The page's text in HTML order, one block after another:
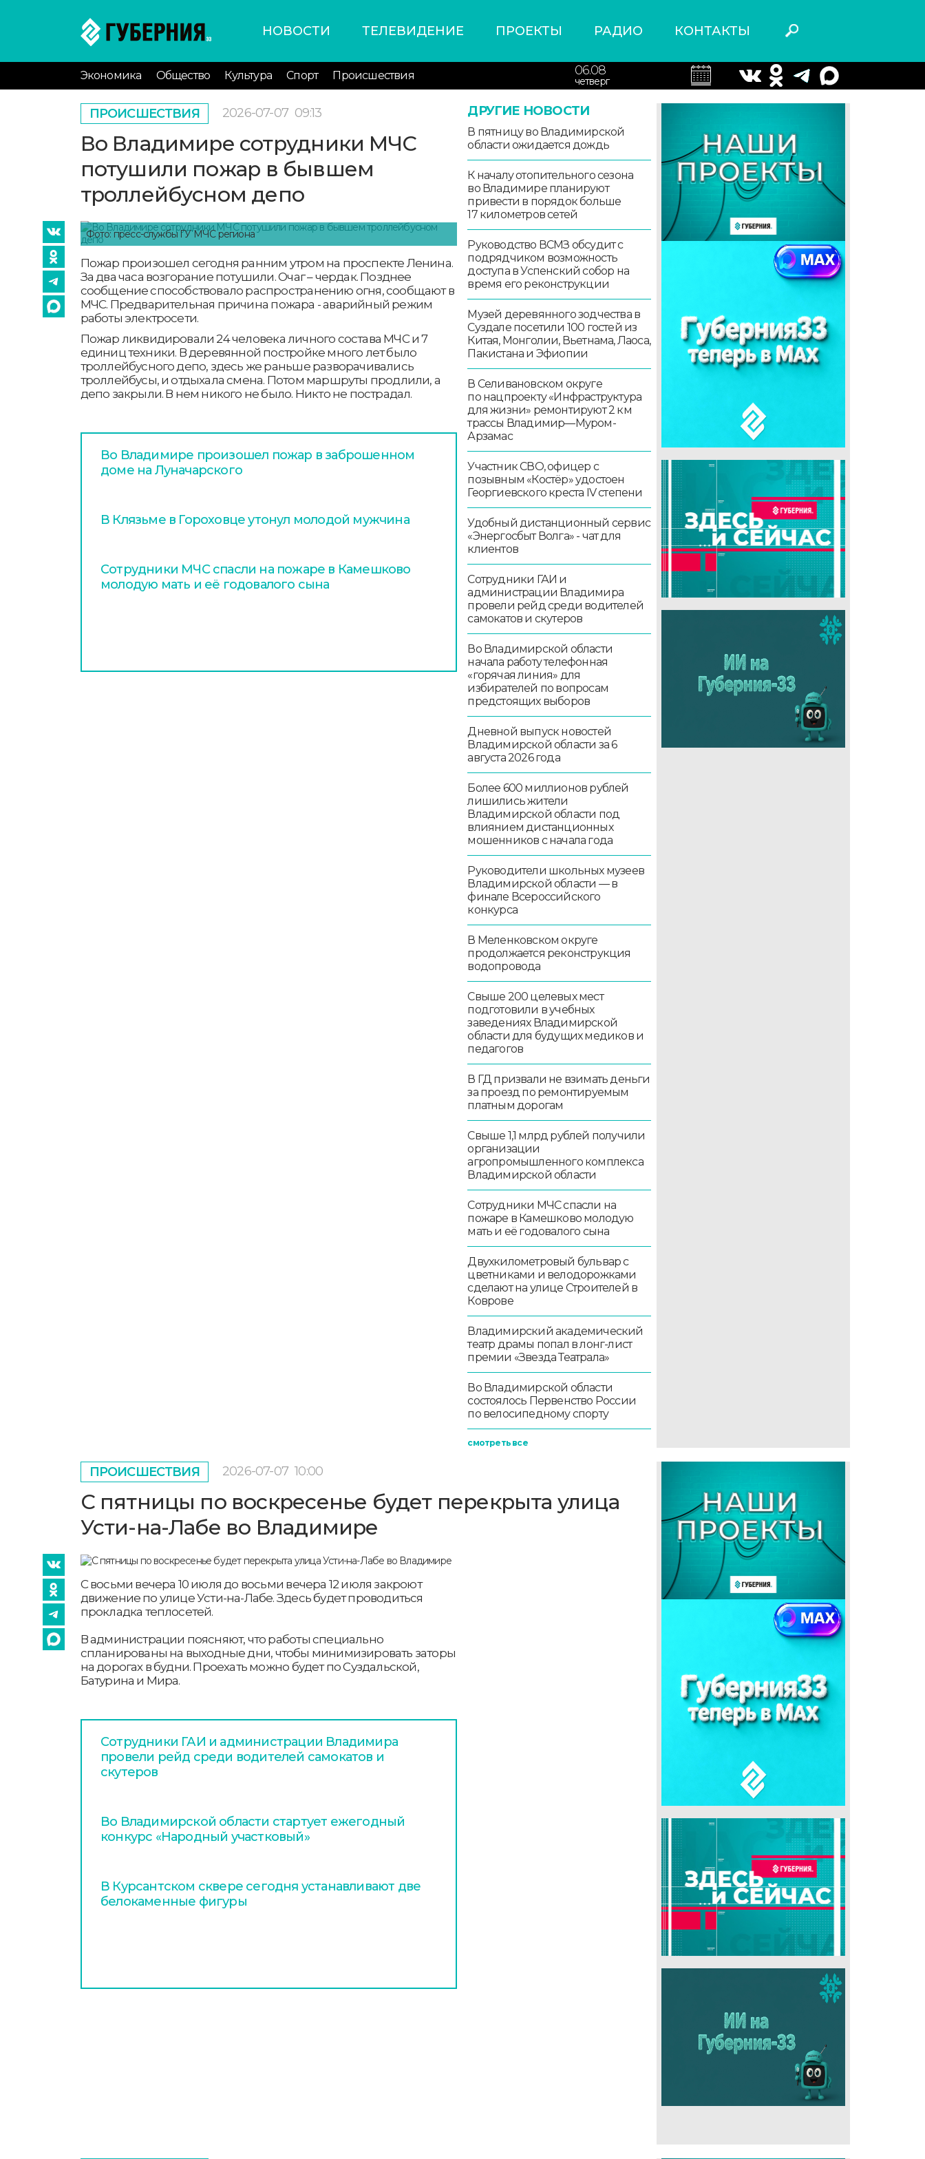
НОВОСТИ ТЕЛЕВИДЕНИЕ ПРОЕКТЫ РАДИО КОНТАКТЫ
Экономика Общество Культура Спорт Происшествия 06.08
четверг
ПРОИСШЕСТВИЯ 2026-07-07 09:13
Во Владимире сотрудники МЧС
потушили пожар в бывшем
троллейбусном депо
Фото: пресс-службы ГУ МЧС региона
Пожар произошел сегодня ранним утром на проспекте Ленина.
За два часа возгорание потушили. Очаг – чердак. Позднее
сообщение способствовало распространению огня, сообщают в
МЧС. Предварительная причина пожара - аварийный режим
работы электросети.
Пожар ликвидировали 24 человека личного состава МЧС и 7
единиц техники. В деревянной постройке много лет было
троллейбусного депо, здесь же раньше разворачивались
троллейбусы, и отдыхала смена. Потом маршруты продлили, а
депо закрыли. В нем никого не было. Никто не пострадал.
Во Владимире произошел пожар в заброшенном
доме на Луначарского
В Клязьме в Гороховце утонул молодой мужчина
Сотрудники МЧС спасли на пожаре в Камешково
молодую мать и её годовалого сына
ДРУГИЕ НОВОСТИ
В пятницу во Владимирской
области ожидается дождь
К началу отопительного сезона
во Владимире планируют
привести в порядок больше
17 километров сетей
Руководство ВСМЗ обсудит с
подрядчиком возможность
доступа в Успенский собор на
время его реконструкции
Музей деревянного зодчества в
Суздале посетили 100 гостей из
Китая, Монголии, Вьетнама, Лаоса,
Пакистана и Эфиопии
В Селивановском округе
по нацпроекту «Инфраструктура
для жизни» ремонтируют 2 км
трассы Владимир—Муром-
Арзамас
Участник СВО, офицер с
позывным «Костёр» удостоен
Георгиевского креста IV степени
Удобный дистанционный сервис
«Энергосбыт Волга» - чат для
клиентов
Сотрудники ГАИ и
администрации Владимира
провели рейд среди водителей
самокатов и скутеров
Во Владимирской области
начала работу телефонная
«горячая линия» для
избирателей по вопросам
предстоящих выборов
Дневной выпуск новостей
Владимирской области за 6
августа 2026 года
Более 600 миллионов рублей
лишились жители
Владимирской области под
влиянием дистанционных
мошенников с начала года
Руководители школьных музеев
Владимирской области — в
финале Всероссийского
конкурса
В Меленковском округе
продолжается реконструкция
водопровода
Свыше 200 целевых мест
подготовили в учебных
заведениях Владимирской
области для будущих медиков и
педагогов
В ГД призвали не взимать деньги
за проезд по ремонтируемым
платным дорогам
Свыше 1,1 млрд рублей получили
организации
агропромышленного комплекса
Владимирской области
Сотрудники МЧС спасли на
пожаре в Камешково молодую
мать и её годовалого сына
Двухкилометровый бульвар с
цветниками и велодорожками
сделают на улице Строителей в
Коврове
Владимирский академический
театр драмы попал в лонг-лист
премии «Звезда Театрала»
Во Владимирской области
состоялось Первенство России
по велосипедному спорту
смотреть все
ПРОИСШЕСТВИЯ 2026-07-07 10:00
С пятницы по воскресенье будет перекрыта улица
Усти-на-Лабе во Владимире
С восьми вечера 10 июля до восьми вечера 12 июля закроют
движение по улице Усти-на-Лабе. Здесь будет проводиться
прокладка теплосетей.
В администрации поясняют, что работы специально
спланированы на выходные дни, чтобы минимизировать заторы
на дорогах в будни. Проехать можно будет по Суздальской,
Батурина и Мира.
Сотрудники ГАИ и администрации Владимира
провели рейд среди водителей самокатов и
скутеров
Во Владимирской области стартует ежегодный
конкурс «Народный участковый»
В Курсантском сквере сегодня устанавливают две
белокаменные фигуры